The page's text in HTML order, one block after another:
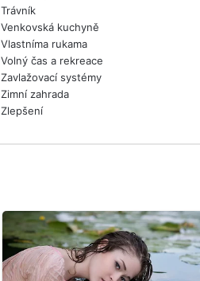
Trávník
Venkovská kuchyně
Vlastníma rukama
Volný čas a rekreace
Zavlažovací systémy
Zimní zahrada
Zlepšení